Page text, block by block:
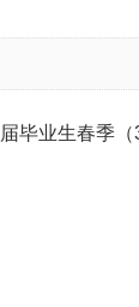
届毕业生春季